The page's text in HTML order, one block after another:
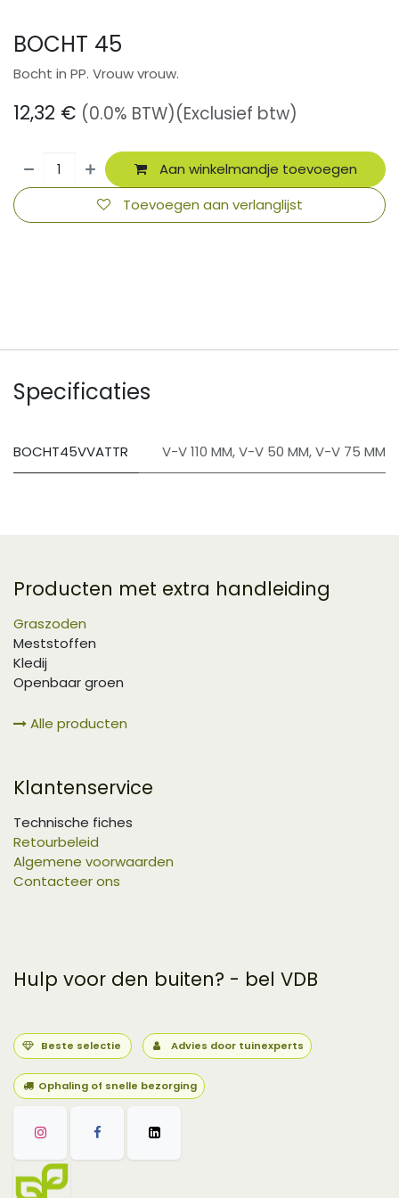
BOCHT 45
Bocht in PP. Vrouw vrouw.
12,32 € (0.0% BTW)(Exclusief btw)
Aan winkelmandje toevoegen
Toevoegen aan verlanglijst
Specificaties
BOCHT45VVATTR V-V 110 MM,V-V 50 MM,V-V 75 MM
Producten met extra handleiding
Graszoden
Meststoffen
Kledij
Openbaar groen
Alle producten
Klantenservice
Technische fiches
Retourbeleid
Algemene voorwaarden
Contacteer ons
Hulp voor den buiten? - bel VDB
Beste selectie Advies door tuinexperts
Ophaling of snelle bezorging